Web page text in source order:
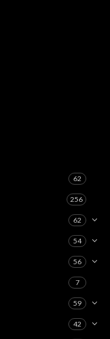
62
256
62
54
56
7
59
42